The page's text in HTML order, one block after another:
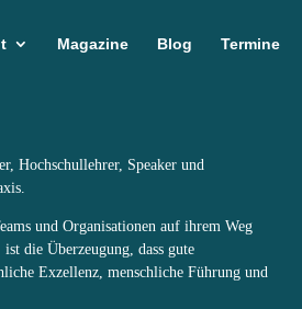
Magazine Blog Termine
Hochschullehrer, Speaker und
und Organisationen auf ihrem Weg
die Überzeugung, dass gute
Exzellenz, menschliche Führung und